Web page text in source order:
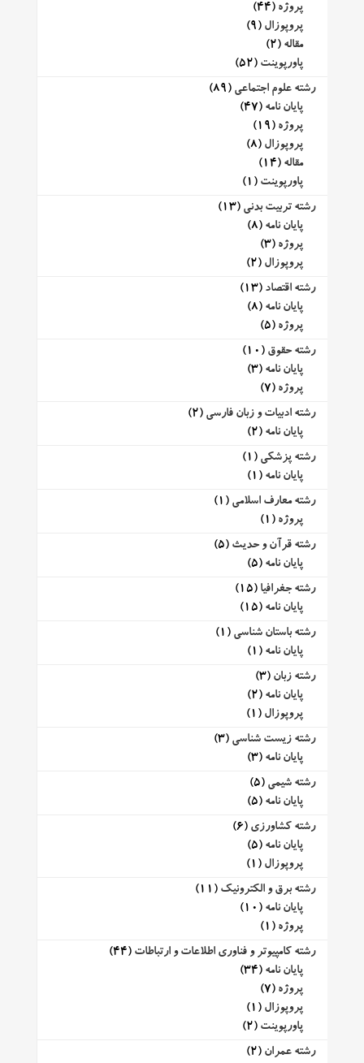
پروژه (44)
پروپوزال (9)
مقاله (2)
پاورپوینت (52)
رشته علوم اجتماعی (89)
پایان نامه (47)
پروژه (19)
پروپوزال (8)
مقاله (14)
پاورپوینت (1)
رشته تربیت بدنی (13)
پایان نامه (8)
پروژه (3)
پروپوزال (2)
رشته اقتصاد (13)
پایان نامه (8)
پروژه (5)
رشته حقوق (10)
پایان نامه (3)
پروژه (7)
رشته ادبیات و زبان فارسی (2)
پایان نامه (2)
رشته پزشکی (1)
پایان نامه (1)
رشته معارف اسلامی (1)
پروژه (1)
رشته قرآن و حدیث (5)
پایان نامه (5)
رشته جغرافیا (15)
پایان نامه (15)
رشته باستان شناسی (1)
پایان نامه (1)
رشته زبان (3)
پایان نامه (2)
پروپوزال (1)
رشته زیست شناسی (3)
پایان نامه (3)
رشته شیمی (5)
پایان نامه (5)
رشته کشاورزی (6)
پایان نامه (5)
پروپوزال (1)
رشته برق و الکترونیک (11)
پایان نامه (10)
پروژه (1)
رشته کامپیوتر و فناوری اطلاعات و ارتباطات (44)
پایان نامه (34)
پروژه (7)
پروپوزال (1)
پاورپوینت (2)
رشته عمران (2)